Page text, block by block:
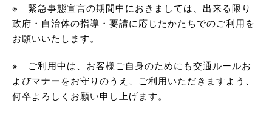
※ 緊急事態宣言の期間中におきましては、出来る限り
政府・自治体の指導・要請に応じたかたちでのご利用を
お願いいたします。
※ ご利用中は、お客様ご自身のためにも交通ルールお
よびマナーをお守りのうえ、ご利用いただきますよう、
何卒よろしくお願い申し上げます。